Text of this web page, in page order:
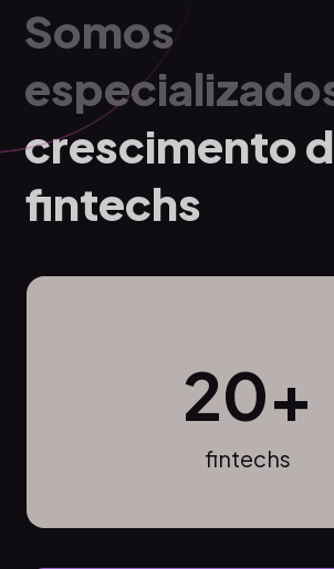
Somos
crescimento
fintechs
20+
fintechs